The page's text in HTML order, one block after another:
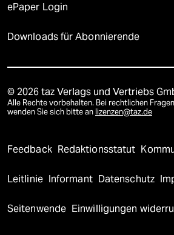
ePaper Login
Downloads für Abonnierende
© 2026 taz Verlags und Vertriebs
Alle Rechte vorbehalten. Bei rechtlichen
wenden Sie sich bitte an lizenzen@taz.de
Feedback Redaktionsstatut
Leitlinie Informant Datenschutz
Seitenwende Einwilligungen